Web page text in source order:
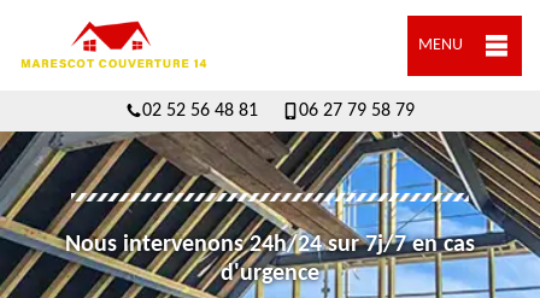
MENU
02 52 56 48 81 06 27 79 58 79
Nous intervenons 24h/24 sur 7j/7 en cas
d'urgence